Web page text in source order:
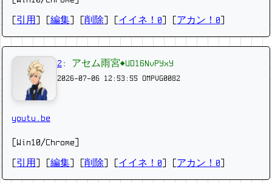
引用 編集 削除 イイネ！0 アカン！0
2 : アセム雨宮◆UD16NvPYxY
2026-07-06 12:53:55 OMPVG0082
youtu.be
[Win10/Chrome]
引用 編集 削除 イイネ！0 アカン！0